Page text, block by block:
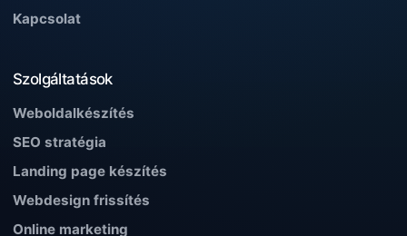
Kapcsolat
Szolgáltatások
Weboldalkészítés
SEO stratégia
Landing page készítés
Webdesign frissítés
Online marketing